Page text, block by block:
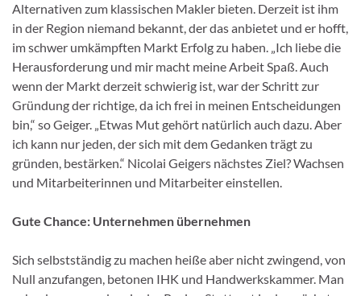
Alternativen zum klassischen Makler bieten. Derzeit ist ihm
in der Region niemand bekannt, der das anbietet und er hofft,
im schwer umkämpften Markt Erfolg zu haben. „Ich liebe die
Herausforderung und mir macht meine Arbeit Spaß. Auch
wenn der Markt derzeit schwierig ist, war der Schritt zur
Gründung der richtige, da ich frei in meinen Entscheidungen
bin,“ so Geiger. „Etwas Mut gehört natürlich auch dazu. Aber
ich kann nur jeden, der sich mit dem Gedanken trägt zu
gründen, bestärken.“ Nicolai Geigers nächstes Ziel? Wachsen
und Mitarbeiterinnen und Mitarbeiter einstellen.
Gute Chance: Unternehmen übernehmen
Sich selbstständig zu machen heiße aber nicht zwingend, von
Null anzufangen, betonen IHK und Handwerkskammer. Man